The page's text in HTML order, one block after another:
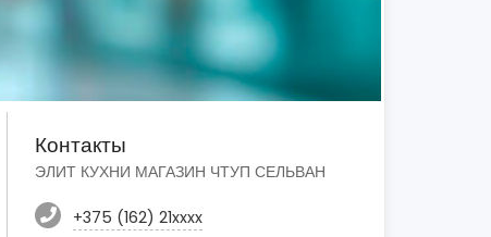
Контакты
ЭЛИТ КУХНИ МАГАЗИН ЧТУП СЕЛЬВАН
+375 (162) 21xxxx